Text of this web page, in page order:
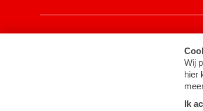
Cookie-instellingen